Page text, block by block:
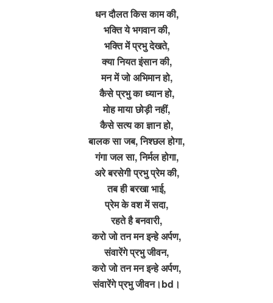
धन दौलत किस काम की,
भक्ति ये भगवान की,
भक्ति में प्रभु देखते,
क्या नियत इंसान की,
मन में जो अभिमान हो,
कैसे प्रभु का ध्यान हो,
मोह माया छोड़ी नहीं,
कैसे सत्य का ज्ञान हो,
बालक सा जब, निश्छल होगा,
गंगा जल सा, निर्मल होगा,
अरे बरसेगी प्रभु प्रेम की,
तब ही बरखा भाई,
प्रेम के वश में सदा,
रहते है बनवारी,
करो जो तन मन इन्हे अर्पण,
संवारेंगे प्रभु जीवन,
करो जो तन मन इन्हे अर्पण,
संवारेंगे प्रभु जीवन।bd।